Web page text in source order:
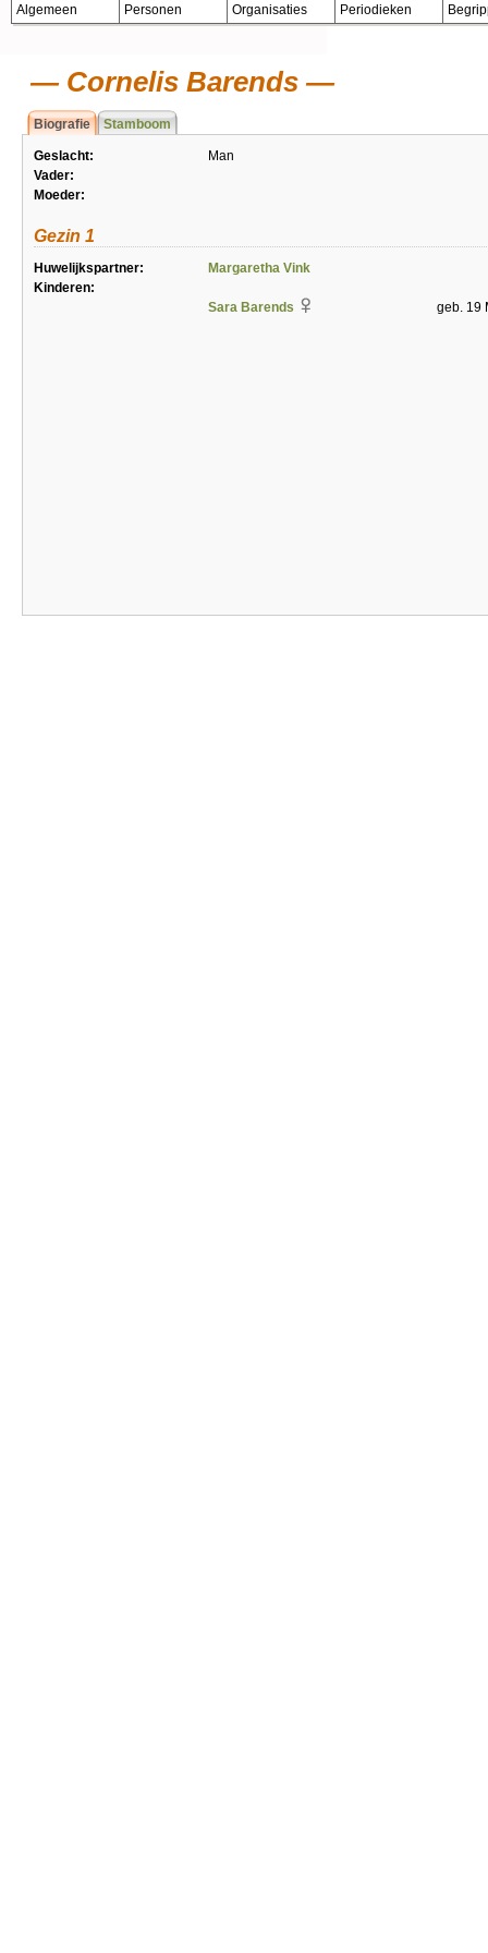
Algemeen Personen Organisaties Periodieken
Cornelis Barends
Biografie Stamboom
Geslacht:
Man
Vader:
Moeder:
Gezin 1
Huwelijkspartner:
Margaretha Vink
Kinderen:
Sara Barends
geb. 19